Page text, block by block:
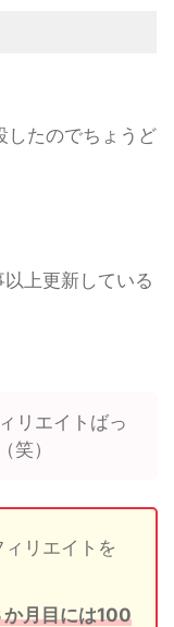
したのでちょうど
上更新している
リエイトばっ
笑）
リエイトを
か月目には100